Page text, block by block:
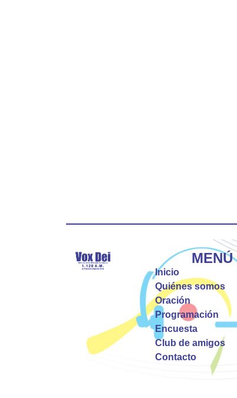
MENÚ
Inicio
Quiénes somos
Oración
Programación
Encuesta
Club de amigos
Contacto